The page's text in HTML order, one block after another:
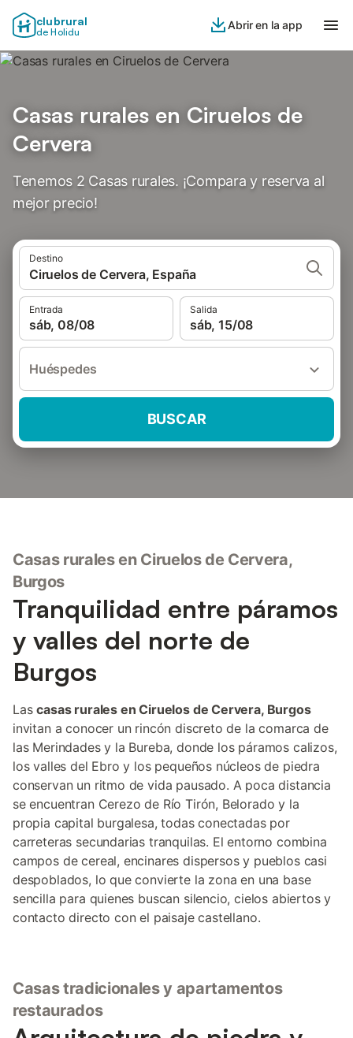
clubrural
de Holidu
Abrir en la app
Casas rurales en Ciruelos de
Cervera
Tenemos 2 Casas rurales. ¡Compara y reserva al
mejor precio!
Destino
Ciruelos de Cervera, España
Entrada
sáb, 08/08
Salida
sáb, 15/08
Huéspedes
BUSCAR
Casas rurales en Ciruelos de Cervera,
Burgos
Tranquilidad entre páramos
y valles del norte de
Burgos
Lascasas rurales en Ciruelos de Cervera, Burgos
invitan a conocer un rincón discreto de la comarca de
las Merindades y la Bureba, donde los páramos calizos,
los valles del Ebro y los pequeños núcleos de piedra
conservan un ritmo de vida pausado. A poca distancia
se encuentran Cerezo de Río Tirón, Belorado y la
propia capital burgalesa, todas conectadas por
carreteras secundarias tranquilas. El entorno combina
campos de cereal, encinares dispersos y pueblos casi
despoblados, lo que convierte la zona en una base
sencilla para quienes buscan silencio, cielos abiertos y
contacto directo con el paisaje castellano.
Casas tradicionales y apartamentos
restaurados